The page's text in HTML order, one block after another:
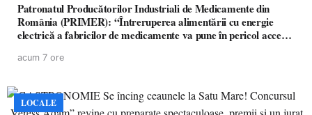
Patronatul Producătorilor Industriali de Medicamente din
România (PRIMER): “Întreruperea alimentării cu energie
electrică a fabricilor de medicamente va pune în pericol accesul
acum 7 ore
LOCALE